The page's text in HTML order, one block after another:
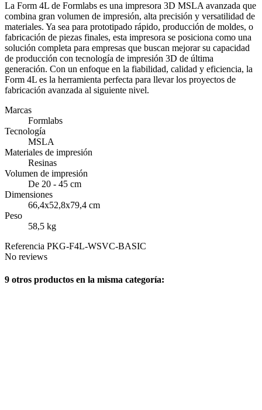
La Form 4L de Formlabs es una impresora 3D MSLA avanzada que
combina gran volumen de impresión, alta precisión y versatilidad de
materiales. Ya sea para prototipado rápido, producción de moldes, o
fabricación de piezas finales, esta impresora se posiciona como una
solución completa para empresas que buscan mejorar su capacidad
de producción con tecnología de impresión 3D de última
generación. Con un enfoque en la fiabilidad, calidad y eficiencia, la
Form 4L es la herramienta perfecta para llevar los proyectos de
fabricación avanzada al siguiente nivel.
Marcas
Formlabs
Tecnología
MSLA
Materiales de impresión
Resinas
Volumen de impresión
De 20 - 45 cm
Dimensiones
66,4x52,8x79,4 cm
Peso
58,5 kg
Referencia PKG-F4L-WSVC-BASIC
No reviews
9 otros productos en la misma categoría: